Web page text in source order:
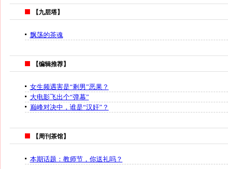
【九层塔】
飘荡的茶魂
【编辑推荐】
女生频遇害是“剩男”恶果？
大电影飞出个“弹幕”
巅峰对决中，谁是“汉奸”？
【周刊茶馆】
本期话题：教师节，你送礼吗？